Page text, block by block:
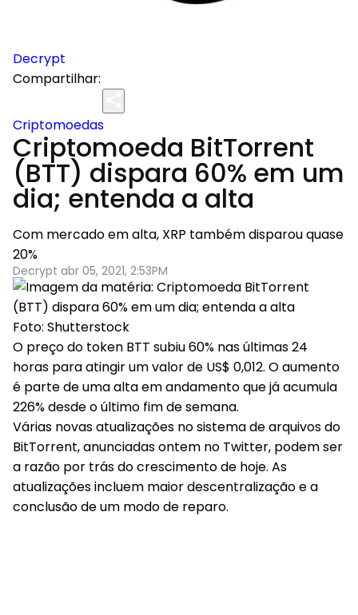
Decrypt
Compartilhar:
Criptomoedas
Criptomoeda BitTorrent
(BTT) dispara 60% em um
dia; entenda a alta
Com mercado em alta, XRP também disparou quase
20%
Decrypt abr 05, 2021, 2:53PM
Foto: Shutterstock
O preço do token BTT subiu 60% nas últimas 24
horas para atingir um valor de US$ 0,012. O aumento
é parte de uma alta em andamento que já acumula
226% desde o último fim de semana.
Várias novas atualizações no sistema de arquivos do
BitTorrent, anunciadas ontem no Twitter, podem ser
a razão por trás do crescimento de hoje. As
atualizações incluem maior descentralização e a
conclusão de um modo de reparo.